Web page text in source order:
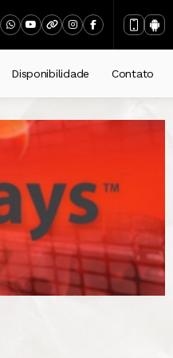
Disponibilidade Contato